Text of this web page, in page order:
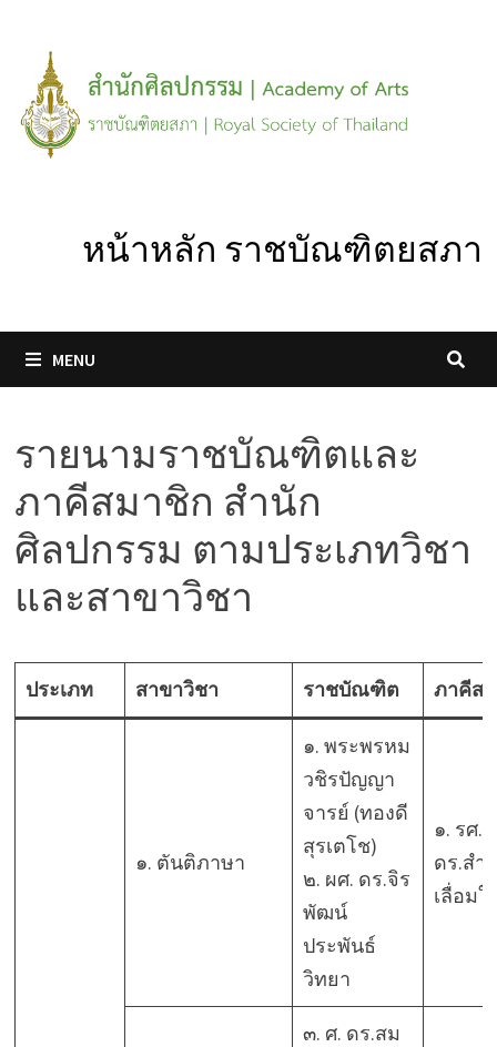
content
หน้าหลัก ราชบัณฑิตยสภา
MENU
รายนามราชบัณฑิตและ
ภาคีสมาชิก สำนัก
ศิลปกรรม ตามประเภทวิชา
และสาขาวิชา
ประเภท สาขาวิชา ราชบัณฑิต ภาคีส
๑. ตันติภาษา
๑. พระพรหม
วชิรปัญญา
จารย์ (ทองดี
สุรเตโช)
๒. ผศ. ดร.จิร
พัฒน์
ประพันธ์
วิทยา
๑. รศ.
ดร.สำ
เลื่อมใ
๓. ศ. ดร.สม